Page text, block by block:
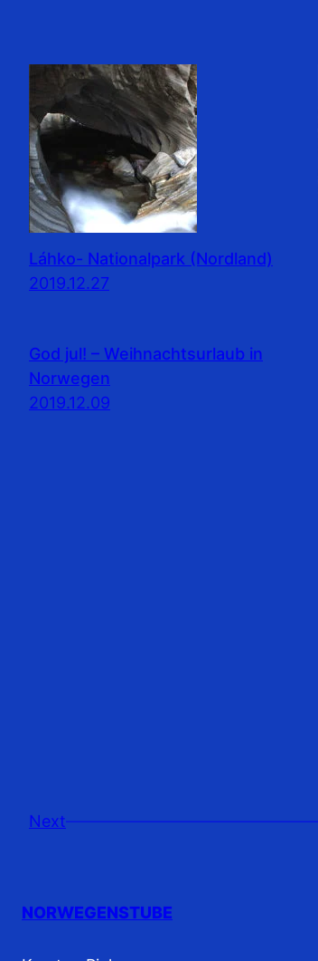
Láhko- Nationalpark (Nordland)
2019.12.27
God jul! – Weihnachtsurlaub in
Norwegen
2019.12.09
Next
NORWEGENSTUBE